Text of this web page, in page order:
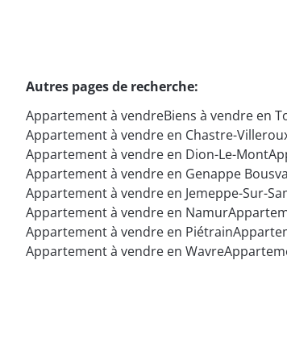
Autres pages de recherche:
Appartement à vendreBiens à vendre en
Appartement à vendre en Chastre-
Appartement à vendre en Dion-Le-Mont
Appartement à vendre en Genappe
Appartement à vendre en Jemeppe-Sur-
Appartement à vendre en Namur
Appartement à vendre en Piétrain
Appartement à vendre en Wavre